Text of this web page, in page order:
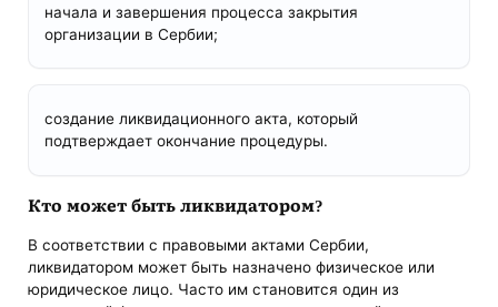
начала и завершения процесса закрытия
организации в Сербии;
создание ликвидационного акта, который
подтверждает окончание процедуры.
Кто может быть ликвидатором?
В соответствии с правовыми актами Сербии,
ликвидатором может быть назначено физическое или
юридическое лицо. Часто им становится один из